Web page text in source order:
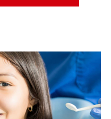
PROMOCIONES
NI (ES)